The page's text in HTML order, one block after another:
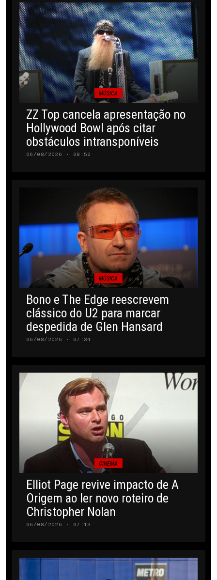
MÚSICA
ZZ Top cancela apresentação no
Hollywood Bowl após citar
obstáculos intransponíveis
06/08/2026 · 08:52
MÚSICA
Bono e The Edge reescrevem
clássico do U2 para marcar
despedida de Glen Hansard
06/08/2026 · 07:34
CINEMA
Elliot Page revive impacto de A
Origem ao ler novo roteiro de
Christopher Nolan
06/08/2026 · 07:13